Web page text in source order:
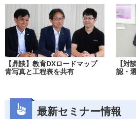
【鼎談】教育DXロードマップ
青写真と工程表を共有
【対
認・
最新セミナー情報